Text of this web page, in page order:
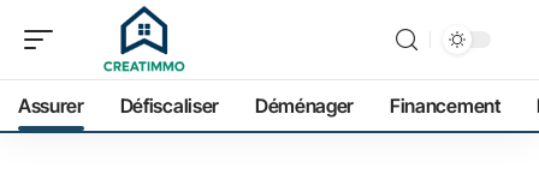
Assurer Défiscaliser Déménager Financement